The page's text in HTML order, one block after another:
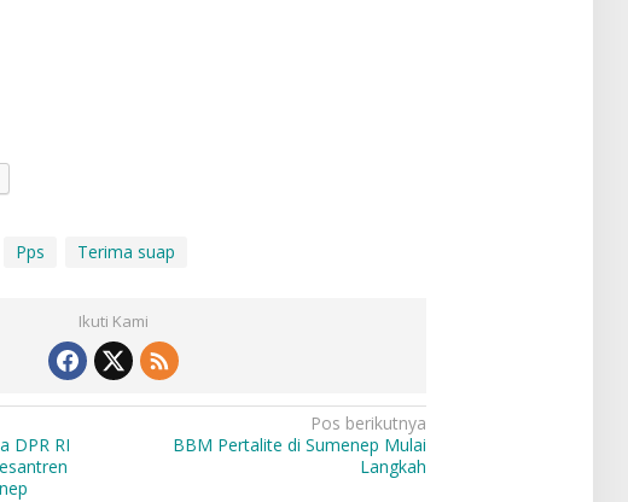
Pps Terima suap
Ikuti Kami
DPR RI
Pos berikutnya
BBM Pertalite di Sumenep Mulai
Langkah